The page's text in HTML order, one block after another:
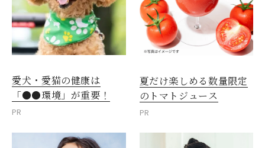
愛犬・愛猫の健康は
「●●環境」が重要！
PR
夏だけ楽しめる数量限定
のトマトジュース
PR